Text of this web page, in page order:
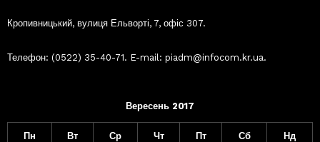
Кропивницький, вулиця Ельворті, 7, офіс 307.
Телефон: (0522) 35-40-71. E-mail: piadm@infocom.kr.ua.
Вересень 2017
Пн Вт Ср Чт Пт Сб Нд